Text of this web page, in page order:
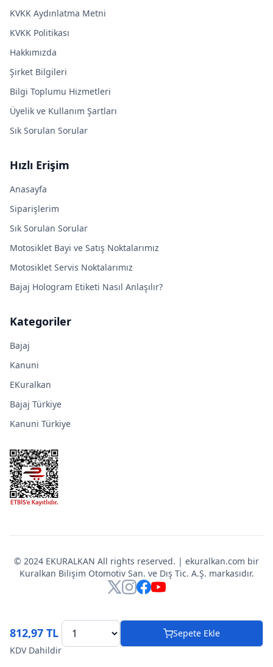
812,97 TL
KDV Dahildir
Sepete Ekle
KVKK Aydınlatma Metni
KVKK Politikası
Hakkımızda
Şirket Bilgileri
Bilgi Toplumu Hizmetleri
Üyelik ve Kullanım Şartları
Sık Sorulan Sorular
Hızlı Erişim
Anasayfa
Siparişlerim
Sık Sorulan Sorular
Motosiklet Bayi ve Satış Noktalarımız
Motosiklet Servis Noktalarımız
Bajaj Hologram Etiketi Nasıl Anlaşılır?
Kategoriler
Bajaj
Kanuni
EKuralkan
Bajaj Türkiye
Kanuni Türkiye
© 2024 EKURALKAN All rights reserved. | ekuralkan.com bir
Kuralkan Bilişim Otomotiv San. ve Dış Tic. A.Ş. markasıdır.